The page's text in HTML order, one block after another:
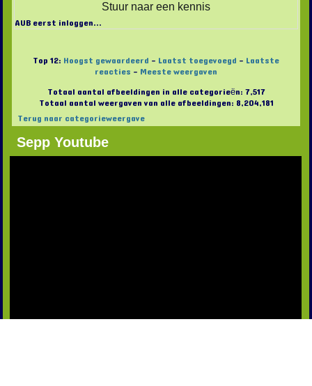
Stuur naar een kennis
AUB eerst inloggen...
Top 12: Hoogst gewaardeerd - Laatst toegevoegd - Laatste
reacties - Meeste weergaven
Totaal aantal afbeeldingen in alle categorieën: 7,517
Totaal aantal weergaven van alle afbeeldingen: 8,204,181
Terug naar categorieweergave
Sepp Youtube